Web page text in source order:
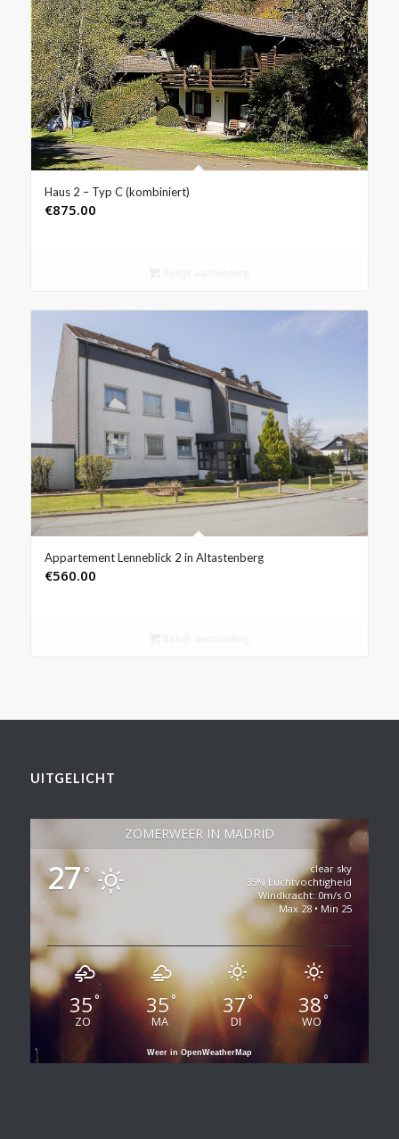
Haus 2 – Typ C (kombiniert)
€875.00
Appartement Lenneblick 2 in Altastenberg
€560.00
UITGELICHT
ZOMERWEER IN MADRID
27°
clear sky
35% Luchtvochtigheid
Windkracht: 0m/s O
Max 28 • Min 25
35°
ZO
35°
MA
37°
DI
38°
WO
Weer in OpenWeatherMap